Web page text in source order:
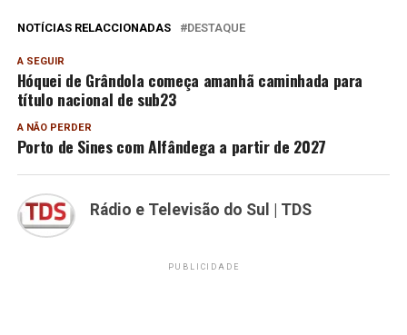
NOTÍCIAS RELACCIONADAS DESTAQUE
A SEGUIR
Hóquei de Grândola começa amanhã caminhada para
título nacional de sub23
A NÃO PERDER
Porto de Sines com Alfândega a partir de 2027
Rádio e Televisão do Sul | TDS
PUBLICIDADE